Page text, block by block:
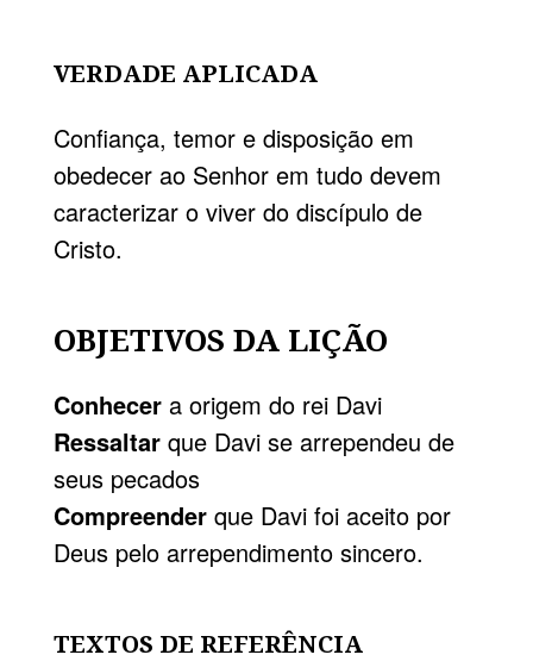
VERDADE APLICADA
Confiança, temor e disposição em
obedecer ao Senhor em tudo devem
caracterizar o viver do discípulo de
Cristo.
OBJETIVOS DA LIÇÃO
Conhecer a origem do rei Davi
Ressaltar que Davi se arrependeu de
seus pecados
Compreender que Davi foi aceito por
Deus pelo arrependimento sincero.
TEXTOS DE REFERÊNCIA